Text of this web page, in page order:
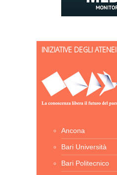
INIZIATIVE DEGLI ATENEI
Ancona
Bari Università
Bari Politecnico